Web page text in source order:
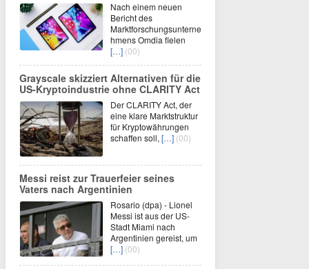
Nach einem neuen
Bericht des
Marktforschungsunterne
hmens Omdia fielen
[…] (00)
Grayscale skizziert Alternativen für die
US-Kryptoindustrie ohne CLARITY Act
Der CLARITY Act, der
eine klare Marktstruktur
für Kryptowährungen
schaffen soll, […] (00)
Messi reist zur Trauerfeier seines
Vaters nach Argentinien
Rosario (dpa) - Lionel
Messi ist aus der US-
Stadt Miami nach
Argentinien gereist, um
[…] (00)